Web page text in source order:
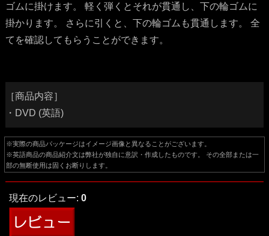
ゴムに掛けます。 軽く弾くとそれが貫通し、下の輪ゴムに
掛かります。 さらに引くと、下の輪ゴムも貫通します。 全
てを確認してもらうことができます。
［商品内容］
・DVD (英語)
※実際の商品パッケージはイメージ画像と異なることがございます。
※英語商品の商品紹介文は弊社が独自に意訳・作成したものです。 その全部または一
部の無断使用は固くお断りします。
現在のレビュー: 0